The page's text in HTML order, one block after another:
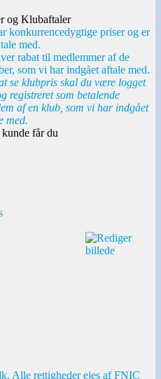
og Klubaftaler
konkurrencedygtige priser og er
med.
rabat til medlemmer af de
som vi har indgået aftale med.
se klubpris skal du være logget
registreret som betalende
af en klub, som vi har indgået
med.
kunde får du
Alle rettigheder ejes af FNIC